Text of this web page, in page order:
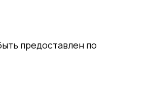
предоставлен по